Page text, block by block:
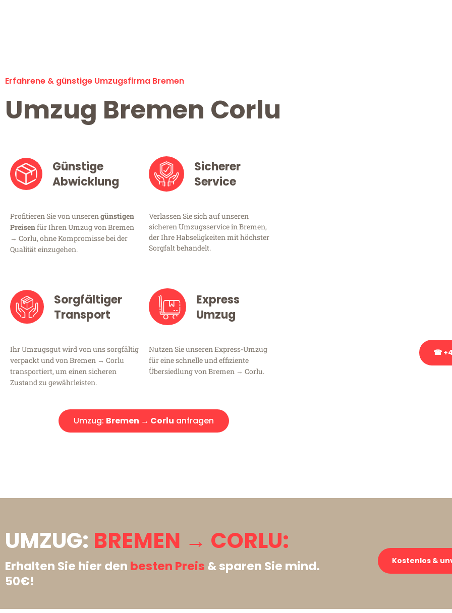
Erfahrene & günstige Umzugsfirma Bremen
Umzug Bremen Corlu
Günstige
Abwicklung
Profitieren Sie von unserengünstigen
Preisenfür Ihren Umzug von Bremen
→ Corlu, ohne Kompromisse bei der
Qualität einzugehen.
Sicherer
Service
Verlassen Sie sich auf unseren
sicheren Umzugsservice in Bremen,
der Ihre Habseligkeiten mit höchster
Sorgfalt behandelt.
Sorgfältiger
Transport
Ihr Umzugsgut wird von uns sorgfältig
verpackt und von Bremen → Corlu
transportiert, um einen sicheren
Zustand zu gewährleisten.
Express
Umzug
Nutzen Sie unseren Express-Umzug
für eine schnelle und effiziente
Übersiedlung von Bremen → Corlu.
Umzug: Bremen → Corlu anfragen
☎
UMZUG: BREMEN → CORLU:
Erhalten Sie hier den besten Preis & sparen Sie mind.
50€!
Kostenlos &